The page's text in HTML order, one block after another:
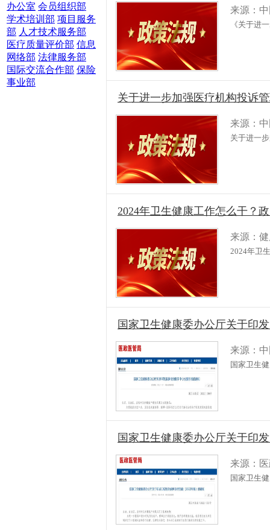
办公室 会员组织部
学术培训部 项目服务
部 人才技术服务部
医疗质量评价部 信息
网络部 法律服务部
国际交流合作部 保险
事业部
来源：
《关于进
关于进一步加强医疗机构投诉
来源：
关于进一
2024年卫生健康工作怎么干？
来源：
2024年卫
国家卫生健康委办公厅关于印
来源：
国家卫生
国家卫生健康委办公厅关于印
来源：
国家卫生